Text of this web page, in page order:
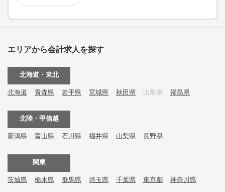
エリアから会計求人を探す
北海道・東北
北海道 青森県 岩手県 宮城県 秋田県 山形県 福島県
北陸・甲信越
新潟県 富山県 石川県 福井県 山梨県 長野県
関東
茨城県 栃木県 群馬県 埼玉県 千葉県 東京都 神奈川県